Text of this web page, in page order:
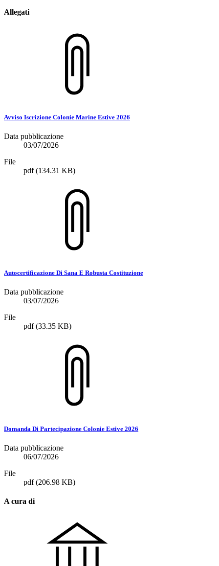
Allegati
Avviso Iscrizione Colonie Marine Estive 2026
Data pubblicazione
03/07/2026
File
pdf(134.31 KB)
Autocertificazione Di Sana E Robusta Costituzione
Data pubblicazione
03/07/2026
File
pdf(33.35 KB)
Domanda Di Partecipazione Colonie Estive 2026
Data pubblicazione
06/07/2026
File
pdf(206.98 KB)
A cura di